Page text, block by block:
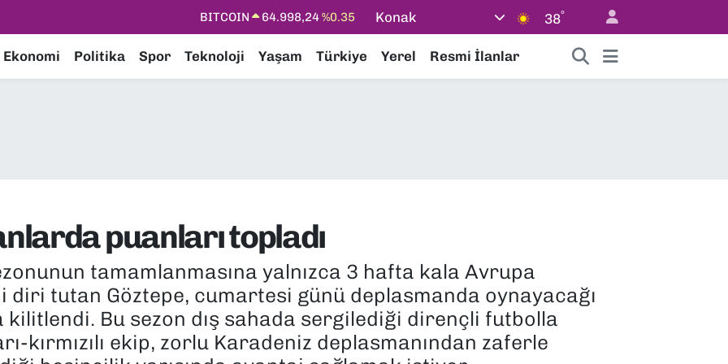
DOLAR 47,7436%0.18
STERLİN
64,4811%0.38
Konak 38°
Ekonomi Politika Spor Teknoloji Yaşam Türkiye Yerel Resmi İlanlar
puanları topladı
tamamlanmasına yalnızca 3 hafta kala Avrupa
diri tutan Göztepe, cumartesi günü deplasmanda oynayacağı
Bu sezon dış sahada sergilediği dirençli futbolla
kırmızılı ekip, zorlu Karadeniz deplasmanından zaferle